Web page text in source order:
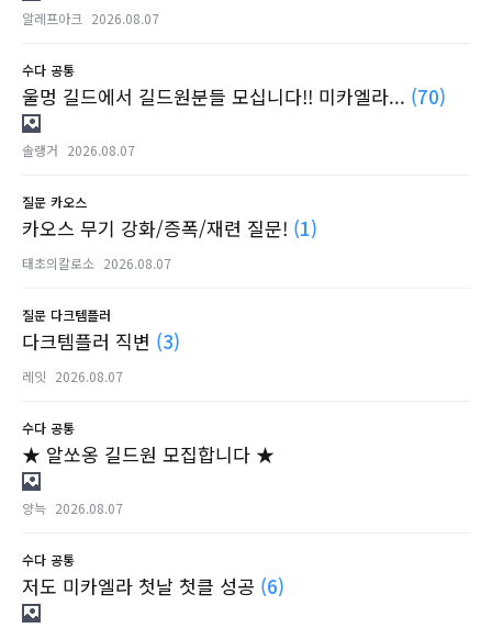
알레프아크 2026.08.07
수다 공통
울멍 길드에서 길드원분들 모십니다!! 미카엘라... (70)
솔랭거 2026.08.07
질문 카오스
카오스 무기 강화/증폭/재련 질문! (1)
태초의칼로소 2026.08.07
질문 다크템플러
다크템플러 직변 (3)
레잇 2026.08.07
수다 공통
★ 알쏘옹 길드원 모집합니다 ★
양늑 2026.08.07
수다 공통
저도 미카엘라 첫날 첫클 성공 (6)